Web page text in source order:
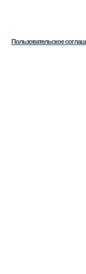
Пользовательское